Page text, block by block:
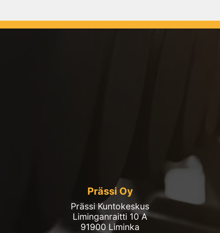
Prässi Oy
Prässi Kuntokeskus
Liminganraitti 10 A
91900 Liminka